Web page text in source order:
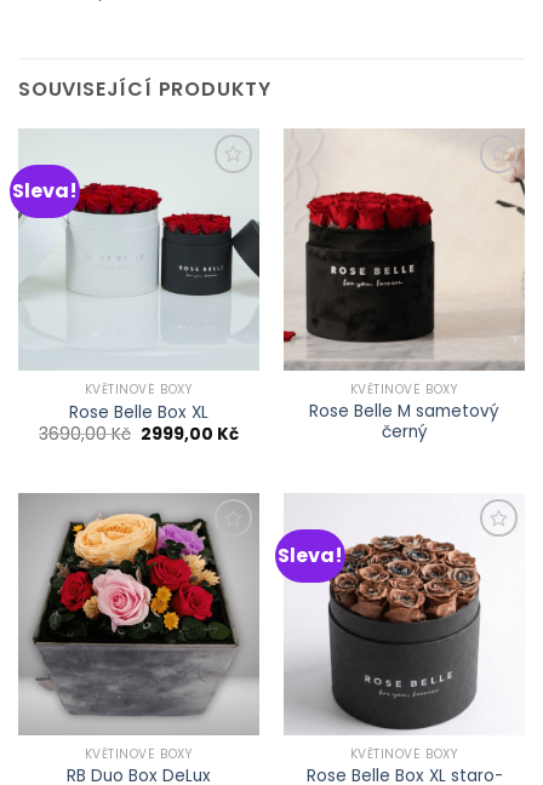
SOUVISEJÍCÍ PRODUKTY
Sleva!
KVĚTINOVÉ BOXY
Rose Belle Box XL
3690,00Kč Původní
2999,00 KčAktuální
schránky
KVĚTINOVÉ BOXY
Rose Belle M sametový
černý
Přidat do
schránky
KVĚTINOVÉ BOXY
RB Duo Box DeLux
Sleva!
Přidat do
schránky
KVĚTINOVÉ BOXY
Rose Belle Box XL staro-